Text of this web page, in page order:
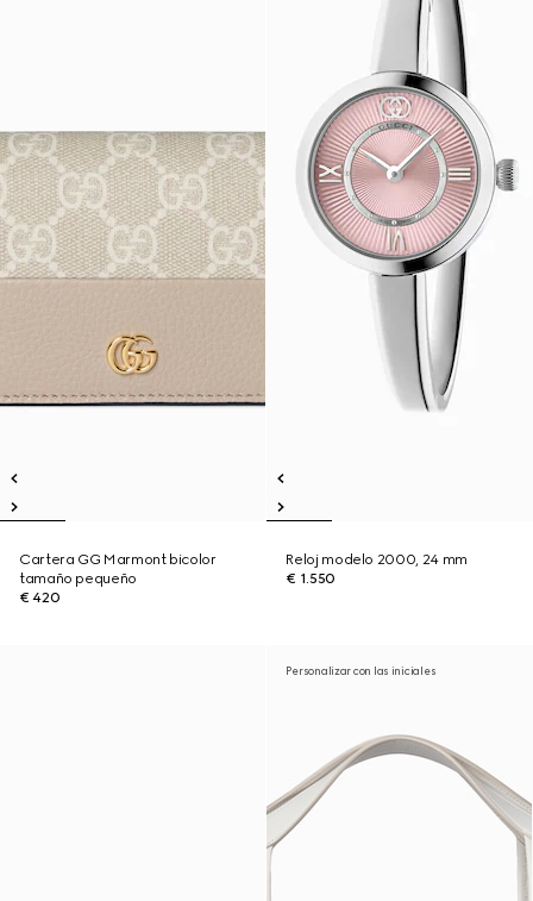
Cartera GG Marmont bicolor
tamaño pequeño
€ 420
Reloj modelo 2000, 24 mm
€ 1.550
Personalizar con las iniciales